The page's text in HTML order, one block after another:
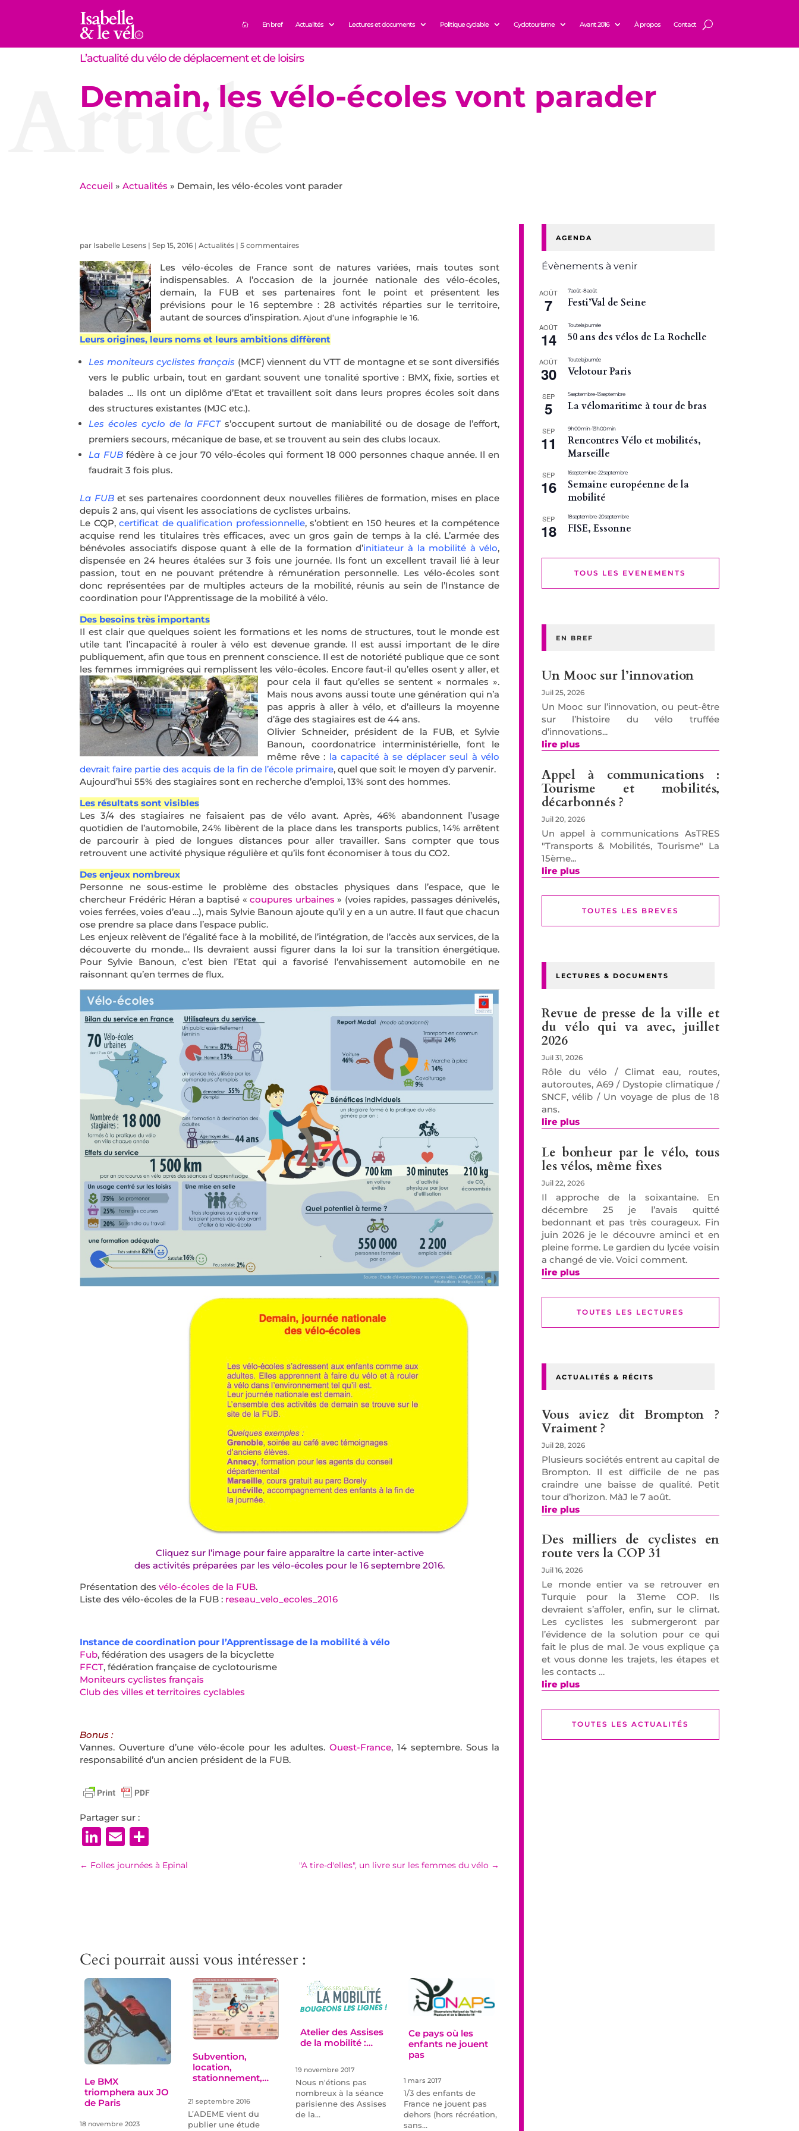
En bref Actualités Lectures et documents Politique cyclable Cyclotourisme Avant 2016 À propos Contact
L’actualité du vélo de déplacement et de loisirs
Demain, les vélo-écoles vont parader
Article
Accueil »Actualités » Demain, les vélo-écoles vont parader
par Isabelle Lesens |Sep 15, 2016 |Actualités |5 commentaires
Les vélo-écoles de France sont de natures variées, mais toutes sont
indispensables. A l’occasion de la journée nationale des vélo-écoles,
demain, la FUB et ses partenaires font le point et présentent les
prévisions pour le 16 septembre : 28 activités réparties sur le territoire,
autant de sources d’inspiration.Ajout d’une infographie le 16.
Leurs origines, leurs noms et leurs ambitions diffèrent
Les moniteurs cyclistes français (MCF) viennent du VTT de montagne et se sont diversifiés
vers le public urbain, tout en gardant souvent une tonalité sportive : BMX, fixie, sorties et
balades … Ils ont un diplôme d’Etat et travaillent soit dans leurs propres écoles soit dans
des structures existantes (MJC etc.).
Les écoles cyclo de la FFCTs’occupent surtout de maniabilité ou de dosage de l’effort,
premiers secours, mécanique de base, et se trouvent au sein des clubs locaux.
La FUBfédère à ce jour 70 vélo-écoles qui forment 18 000 personnes chaque année. Il en
faudrait 3 fois plus.
La FUBet ses partenaires coordonnent deux nouvelles filières de formation, mises en place
depuis 2 ans, qui visent les associations de cyclistes urbains.
Le CQP,certificat de qualification professionnelle, s’obtient en 150 heures et la compétence
acquise rend les titulaires très efficaces, avec un gros gain de temps à la clé. L’armée des
bénévoles associatifs dispose quant à elle de la formation d’initiateur à la mobilité à vélo,
dispensée en 24 heures étalées sur 3 fois une journée. Ils font un excellent travail lié à leur
passion, tout en ne pouvant prétendre à rémunération personnelle. Les vélo-écoles sont
donc représentées par de multiples acteurs de la mobilité, réunis au sein de l’Instance de
coordination pour l’Apprentissage de la mobilité à vélo.
Des besoins très importants
Il est clair que quelques soient les formations et les noms de structures, tout le monde est
utile tant l’incapacité à rouler à vélo est devenue grande. Il est aussi important de le dire
publiquement, afin que tous en prennent conscience. Il est de notoriété publique que ce sont
les femmes immigrées qui remplissent les vélo-écoles. Encore faut-il qu’elles osent y aller, et
pour cela il faut qu’elles se sentent « normales ».
Mais nous avons aussi toute une génération qui n’a
pas appris à aller à vélo, et d’ailleurs la moyenne
d’âge des stagiaires est de 44 ans.
Olivier Schneider, président de la FUB, et Sylvie
Banoun, coordonatrice interministérielle, font le
même rêve : la capacité à se déplacer seul à vélo
devrait faire partie des acquis de la fin de l’école primaire, quel que soit le moyen d’y parvenir.
Aujourd’hui 55% des stagiaires sont en recherche d’emploi, 13% sont des hommes.
Les résultats sont visibles
Les 3/4 des stagiaires ne faisaient pas de vélo avant. Après, 46% abandonnent l’usage
quotidien de l’automobile, 24% libèrent de la place dans les transports publics, 14% arrêtent
de parcourir à pied de longues distances pour aller travailler. Sans compter que tous
retrouvent une activité physique régulière et qu’ils font économiser à tous du CO2.
Des enjeux nombreux
Personne ne sous-estime le problème des obstacles physiques dans l’espace, que le
chercheur Frédéric Héran a baptisé «coupures urbaines » (voies rapides, passages dénivelés,
voies ferrées, voies d’eau …), mais Sylvie Banoun ajoute qu’il y en a un autre. Il faut que chacun
ose prendre sa place dans l’espace public.
Les enjeux relèvent de l’égalité face à la mobilité, de l’intégration, de l’accès aux services, de la
découverte du monde… Ils devraient aussi figurer dans la loi sur la transition énergétique.
Pour Sylvie Banoun, c’est bien l’Etat qui a favorisé l’envahissement automobile en ne
raisonnant qu’en termes de flux.
Cliquez sur l’image pour faire apparaître la carte inter-active
des activités préparées par les vélo-écoles pour le 16 septembre 2016.
Présentation desvélo-écoles de la FUB.
Liste des vélo-écoles de la FUB : reseau_velo_ecoles_2016
Instance de coordination pour l’Apprentissage de la mobilité à vélo
Fub, fédération des usagers de la bicyclette
FFCT, fédération française de cyclotourisme
Moniteurs cyclistes français
Club des villes et territoires cyclables
Bonus :
Vannes. Ouverture d’une vélo-école pour les adultes.Ouest-France, 14 septembre. Sous la
responsabilité d’un ancien président de la FUB.
Partager sur :
LinkedIn
Email
← Folles journées à Epinal "A tire-d'elles", un livre sur les femmes du vélo →
Ceci pourrait aussi vous intéresser :
Le BMX
triomphera aux JO
de Paris
18 novembre 2023
Subvention,
location,
stationnement,…
21 septembre 2016
L’ADEME vient du
publier une étude
Atelier des Assises
de la mobilité :…
19 novembre 2017
Nous n'étions pas
nombreux à la séance
parisienne des Assises
de la…
Ce pays où les
enfants ne jouent
pas
1 mars 2017
1/3 des enfants de
France ne jouent pas
dehors (hors récréation,
sans…
AGENDA
Évènements à venir
AOÛT
7
7 août-8 août
Festi’Val de Seine
AOÛT
14
Toute la journée
50 ans des vélos de La Rochelle
AOÛT
30
Toute la journée
Velotour Paris
SEP
5
5 septembre-13 septembre
La vélomaritime à tour de bras
SEP
11
9 h 00 min-13 h 00 min
Rencontres Vélo et mobilités,
Marseille
SEP
16
16 septembre-22 septembre
Semaine européenne de la
mobilité
SEP
18
18 septembre-20 septembre
FISE, Essonne
TOUS LES EVENEMENTS
EN BREF
Un Mooc sur l’innovation
Juil 25, 2026
Un Mooc sur l’innovation, ou peut-être
sur l’histoire du vélo truffée
d’innovations...
lire plus
Appel à communications :
Tourisme et mobilités,
décarbonnés ?
Juil 20, 2026
Un appel à communications AsTRES
"Transports & Mobilités, Tourisme" La
15ème...
lire plus
TOUTES LES BREVES
LECTURES & DOCUMENTS
Revue de presse de la ville et
du vélo qui va avec, juillet
2026
Juil 31, 2026
Rôle du vélo / Climat eau, routes,
autoroutes, A69 / Dystopie climatique /
SNCF, vélib / Un voyage de plus de 18
ans.
lire plus
Le bonheur par le vélo, tous
les vélos, même fixes
Juil 22, 2026
Il approche de la soixantaine. En
décembre 25 je l’avais quitté
bedonnant et pas très courageux. Fin
juin 2026 je le découvre aminci et en
pleine forme. Le gardien du lycée voisin
a changé de vie. Voici comment.
lire plus
TOUTES LES LECTURES
ACTUALITÉS & RÉCITS
Vous aviez dit Brompton ?
Vraiment ?
Juil 28, 2026
Plusieurs sociétés entrent au capital de
Brompton. Il est difficile de ne pas
craindre une baisse de qualité. Petit
tour d’horizon. MàJ le 7 août.
lire plus
Des milliers de cyclistes en
route vers la COP 31
Juil 16, 2026
Le monde entier va se retrouver en
Turquie pour la 31eme COP. Ils
devraient s’affoler, enfin, sur le climat.
Les cyclistes les submergeront par
l’évidence de la solution pour ce qui
fait le plus de mal. Je vous explique ça
et vous donne les trajets, les étapes et
les contacts …
lire plus
TOUTES LES ACTUALITÉS